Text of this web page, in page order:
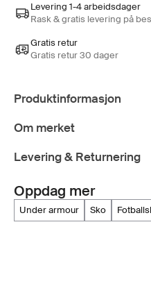
Levering 1-4 arbeidsdager
Rask & gratis levering på
Gratis retur
Gratis retur 30 dager
Produktinformasjon
Om merket
Levering & Returnering
Oppdag mer
under armour sko